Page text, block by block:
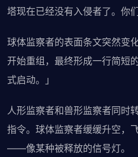
塔现在已经没有入侵者了。你
球体监察者的表面条文突然变
开始重组，最终形成一行简短
式启动。」
人形监察者和兽形监察者同时
指令。球体监察者缓缓升空，
——像某种被释放的信号灯。